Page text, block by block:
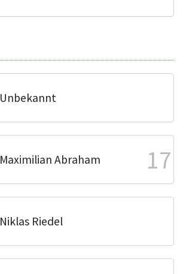
Unbekannt
Maximilian Abraham 17
Niklas Riedel